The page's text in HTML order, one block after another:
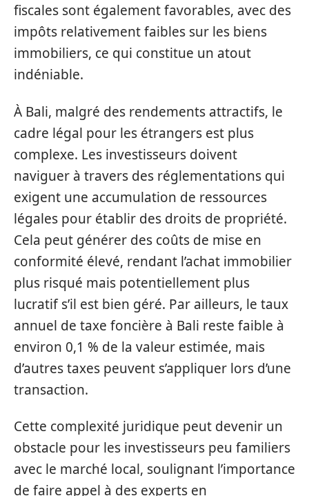
fiscales sont également favorables, avec des
impôts relativement faibles sur les biens
immobiliers, ce qui constitue un atout
indéniable.
À Bali, malgré des rendements attractifs, le
cadre légal pour les étrangers est plus
complexe. Les investisseurs doivent
naviguer à travers des réglementations qui
exigent une accumulation de ressources
légales pour établir des droits de propriété.
Cela peut générer des coûts de mise en
conformité élevé, rendant l’achat immobilier
plus risqué mais potentiellement plus
lucratif s’il est bien géré. Par ailleurs, le taux
annuel de taxe foncière à Bali reste faible à
environ 0,1 % de la valeur estimée, mais
d’autres taxes peuvent s’appliquer lors d’une
transaction.
Cette complexité juridique peut devenir un
obstacle pour les investisseurs peu familiers
avec le marché local, soulignant l’importance
de faire appel à des experts en